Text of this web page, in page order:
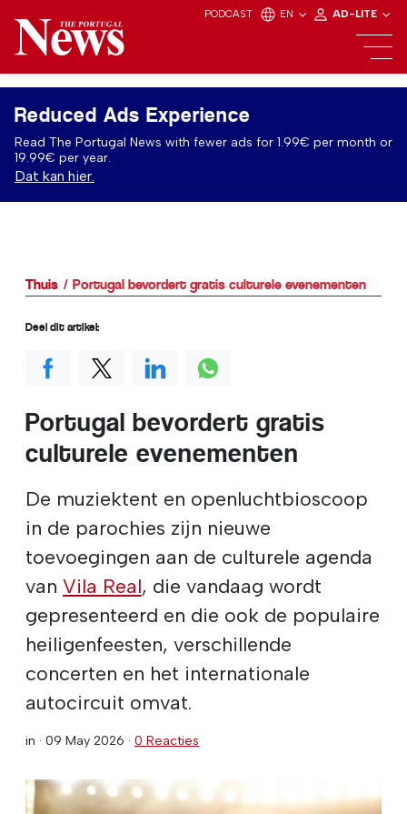
PODCAST EN AD-LITE
Reduced Ads Experience
Read The Portugal News with fewer ads for 1.99€ per month or
19.99€ per year.
Dat kan hier.
Thuis Portugal bevordert gratis culturele evenementen
Portugal bevordert gratis
culturele evenementen
De muziektent en openluchtbioscoop
in de parochies zijn nieuwe
toevoegingen aan de culturele agenda
van Vila Real, die vandaag wordt
gepresenteerd en die ook de populaire
heiligenfeesten, verschillende
concerten en het internationale
autocircuit omvat.
in · 09 May 2026 · 0 Reacties
Deel dit artikel: